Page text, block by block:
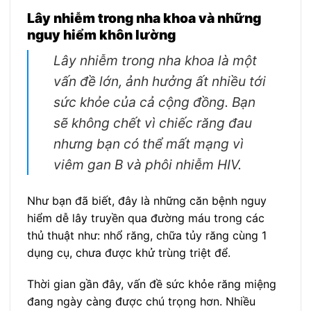
Lây nhiễm trong nha khoa và những
nguy hiểm khôn lường
Lây nhiễm trong nha khoa là một
vấn đề lớn, ảnh hưởng ất nhiều tới
sức khỏe của cả cộng đồng. Bạn
sẽ không chết vì chiếc răng đau
nhưng bạn có thể mất mạng vì
viêm gan B và phôi nhiễm HIV.
Như bạn đã biết, đây là những căn bệnh nguy
hiểm dễ lây truyền qua đường máu trong các
thủ thuật như: nhổ răng, chữa tủy răng cùng 1
dụng cụ, chưa được khử trùng triệt để.
Thời gian gần đây, vấn đề sức khỏe răng miệng
đang ngày càng được chú trọng hơn. Nhiều